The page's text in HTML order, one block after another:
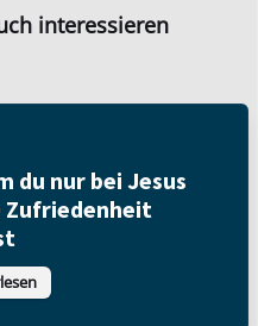
interessieren
du nur bei Jesus
Zufriedenheit